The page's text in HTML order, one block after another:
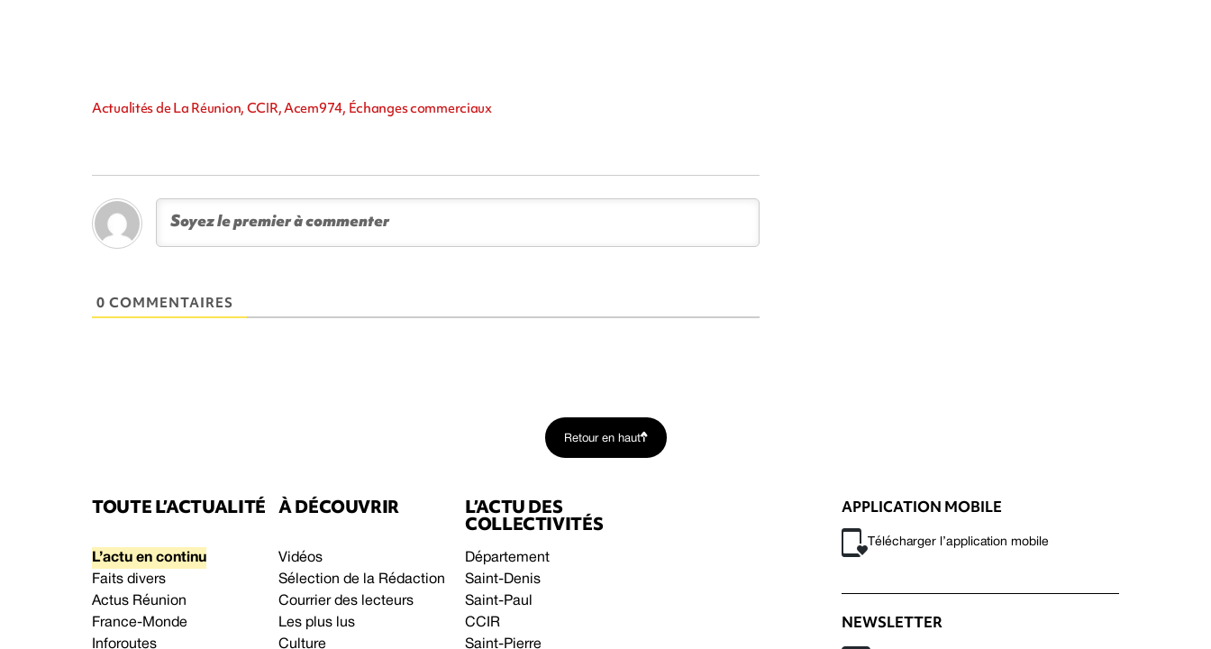
Actualités de La Réunion, CCIR, Acem974, Échanges commerciaux
0 COMMENTAIRES
Retour en haut
TOUTE L’ACTUALITÉ
L’actu en continu
Faits divers
Actus Réunion
France-Monde
Inforoutes
À DÉCOUVRIR
Vidéos
Sélection de la Rédaction
Courrier des lecteurs
Les plus lus
Culture
L’ACTU DES
COLLECTIVITÉS
Département
Saint-Denis
Saint-Paul
CCIR
Saint-Pierre
APPLICATION MOBILE
Télécharger l’application mobile
NEWSLETTER